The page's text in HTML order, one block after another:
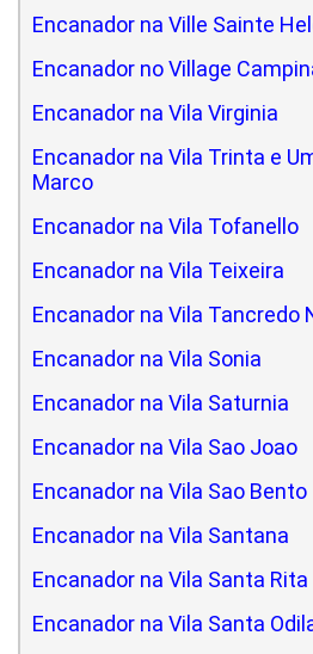
Encanador na Ville Sainte
Encanador no Village
Encanador na Vila Virginia
Encanador na Vila Trinta e
Marco
Encanador na Vila Tofanello
Encanador na Vila Teixeira
Encanador na Vila Tancredo
Encanador na Vila Sonia
Encanador na Vila Saturnia
Encanador na Vila Sao Joao
Encanador na Vila Sao Bento
Encanador na Vila Santana
Encanador na Vila Santa Rita
Encanador na Vila Santa